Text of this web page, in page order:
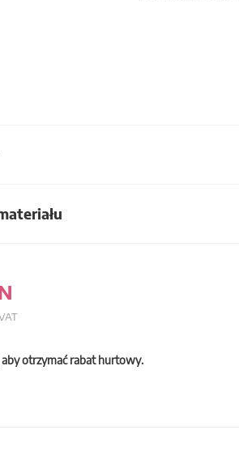
otrzymać rabat hurtowy.